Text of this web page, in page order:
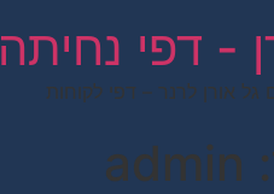
- דפי נחיתה
אורן לרנר – דפי לקוחות
admin